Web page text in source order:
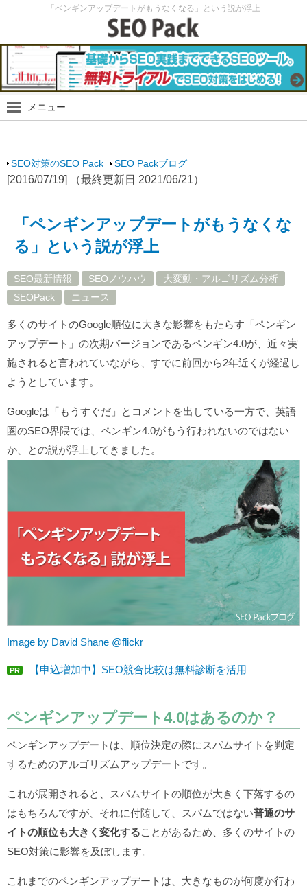
「ペンギンアップデートがもうなくなる」という説が浮上
メニュー
SEO実験
SEO Packサイト
SEO対策のSEO Pack SEO Packブログ
[2016/07/19] （最終更新日 2021/06/21）
「ペンギンアップデートがもうなくな
る」という説が浮上
SEO最新情報 SEOノウハウ
大変動・アルゴリズム分析
SEOPack
ニュース
多くのサイトのGoogle順位に大きな影響をもたらす「ペンギン
アップデート」の次期バージョンであるペンギン4.0が、近々実
施されると言われていながら、すでに前回から2年近くが経過し
ようとしています。
Googleは「もうすぐだ」とコメントを出している一方で、英語
圏のSEO界隈では、ペンギン4.0がもう行われないのではない
か、との説が浮上してきました。
Image by David Shane @flickr
PR 【申込増加中】SEO競合比較は無料診断を活用
ペンギンアップデート4.0はあるのか？
ペンギンアップデートは、順位決定の際にスパムサイトを判定
するためのアルゴリズムアップデートです。
これが展開されると、スパムサイトの順位が大きく下落するの
はもちろんですが、それに付随して、スパムではない普通のサ
イトの順位も大きく変化することがあるため、多くのサイトの
SEO対策に影響を及ぼします。
これまでのペンギンアップデートは、大きなものが何度か行わ